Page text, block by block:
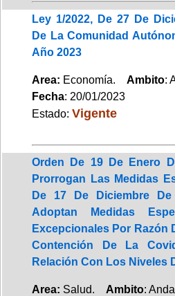
Ley 1/2022, De 27 De
De La Comunidad
Año 2023
Area: Economía. Ambito:
Fecha: 20/01/2023
Estado: Vigente
Orden De 19 De Enero
Prorrogan Las Medidas
De 17 De Diciembre
Adoptan Medidas
Excepcionales Por Razón
Contención De La
Relación Con Los Niveles
Area: Salud. Ambito: